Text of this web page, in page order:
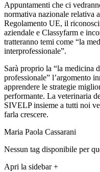
Appuntamenti che ci
normativa nazionale relativa
Regolamento UE, il
aziendale e Classyfarm e
tratteranno temi come “la
interprofessionale”.
Sarà proprio la “la medicina
professionale” l’argomento
apprendere le strategie
performante. La veterinaria
SIVELP insieme a tutti noi
farla crescere.
Maria Paola Cassarani
Nessun tag disponibile per
Apri la sidebar +